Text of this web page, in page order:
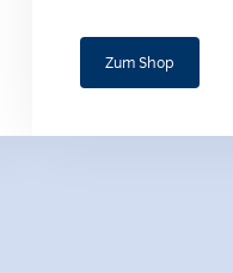
Zum Shop